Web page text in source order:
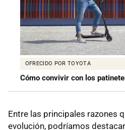
OFRECIDO POR TOYOTA
Cómo convivir con los
Entre las principales razones
evolución, podríamos